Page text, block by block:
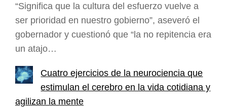
“Significa que la cultura del esfuerzo vuelve a
ser prioridad en nuestro gobierno”, aseveró el
gobernador y cuestionó que “la no repitencia era
un atajo…
Cuatro ejercicios de la neurociencia que
estimulan el cerebro en la vida cotidiana y
agilizan la mente